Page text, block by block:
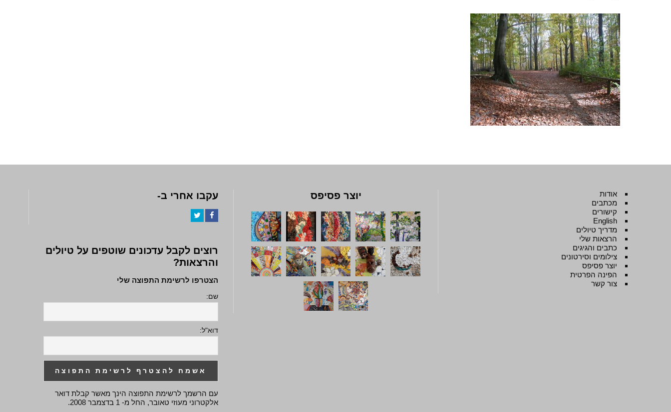
אודות
מכתבים
קישורים
English
מדריך טיולים
הרצאות שלי
כתבים והגיגים
צילומים וסירטונים
יוצר פסיפס
הפינה הפרטית
צור קשר
יוצר פסיפס עקבו אחרי ב-
רוצים לקבל עדכונים שוטפים על טיולים
והרצאות?
הצטרפו לרשימת התפוצה שלי
שם:
דוא"ל:
עם הרשמך לרשימת התפוצה הינך מאשר קבלת דואר
אלקטרוני מעוזי טאובר, החל מ- 1 בדצמבר 2008.